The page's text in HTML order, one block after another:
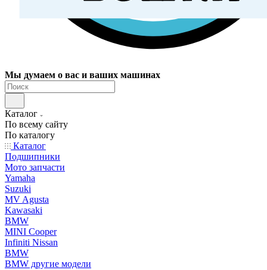
Мы думаем о вас и ваших машинах
Каталог
По всему сайту
По каталогу
Каталог
Подшипники
Мото запчасти
Yamaha
Suzuki
MV Agusta
Kawasaki
BMW
MINI Cooper
Infiniti Nissan
BMW
BMW другие модели